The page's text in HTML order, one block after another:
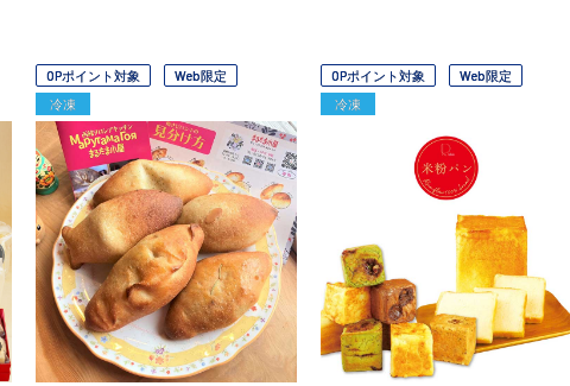
OPポイント対象
Web限定
冷凍
OPポイント対象
Web限定
冷凍